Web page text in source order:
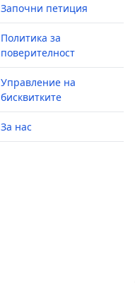
Започни петиция
Политика за
поверителност
Управление на
бисквитките
За нас